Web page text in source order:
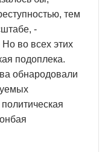
тем
-
во всех этих
подоплека.
обнародовали